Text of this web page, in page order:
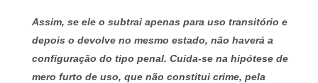
Assim, se ele o subtrai apenas para uso transitório e
depois o devolve no mesmo estado, não haverá a
configuração do tipo penal. Cuida-se na hipótese de
mero furto deuso, que não constitui crime, pela